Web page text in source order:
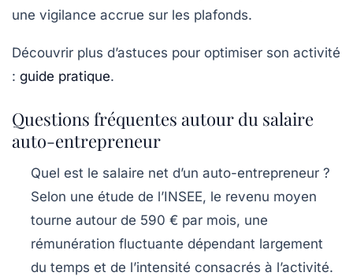
une vigilance accrue sur les plafonds.
Découvrir plus d’astuces pour optimiser son activité
: guide pratique.
Questions fréquentes autour du salaire
auto-entrepreneur
Quel est le salaire net d’un auto-entrepreneur ?
Selon une étude de l’INSEE, le revenu moyen
tourne autour de 590 € par mois, une
rémunération fluctuante dépendant largement
du temps et de l’intensité consacrés à l’activité.